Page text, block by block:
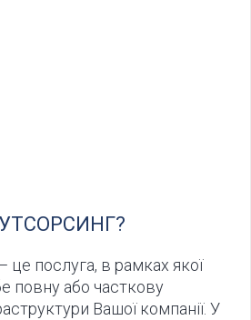
послуга, в рамках якої
повну або часткову
Вашої компанії. У